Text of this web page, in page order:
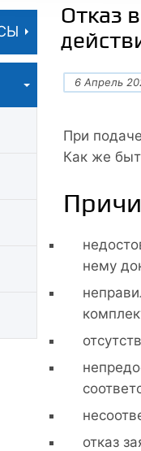
Отказ
6 Апрель
При
Как же
нему
отказ